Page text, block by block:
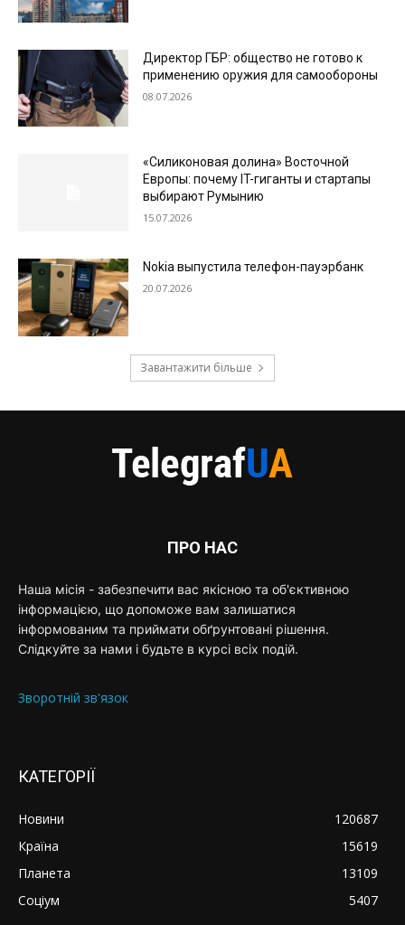
Директор ГБР: общество не готово к
применению оружия для самообороны
08.07.2026
«Силиконовая долина» Восточной
Европы: почему IT-гиганты и стартапы
выбирают Румынию
15.07.2026
Nokia выпустила телефон-пауэрбанк
20.07.2026
Завантажити більше
ПРО НАС
Наша місія - забезпечити вас якісною та об'єктивною
інформацією, що допоможе вам залишатися
інформованим та приймати обґрунтовані рішення.
Слідкуйте за нами і будьте в курсі всіх подій.
Зворотній зв'язок
КАТЕГОРІЇ
Новини
120687
Країна
15619
Планета
13109
Соціум
5407